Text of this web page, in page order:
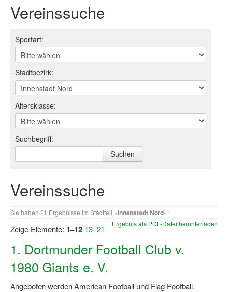
Wege zur Kooperation
Log-in "Vereine"
Qualifizierung
SSB Qualifizierungen
Übersicht Qualifizierungswege
Qualifizierung im Vereinsmanagement
Fachtag Bildung braucht Bewegung
Anmeldeformular / Anmeldebedingungen
Bezuschussung Qualifizierung für Dortmunder
Projekte
Open Sports Day
Dortmund lernt Schwimmen
Vereinssuche
Sportart:
Stadtbezirk:
Altersklasse:
Suchbegriff:
Vereinssuche
Sie haben 21 Ergebnisse im Stadtteil »Innenstadt Nord«:
Ergebnis als PDF-Datei herunterladen
Zeige Elemente: 1–12 13–21
1. Dortmunder Football Club v.
1980 Giants e. V.
Angeboten werden American Football und Flag Football.